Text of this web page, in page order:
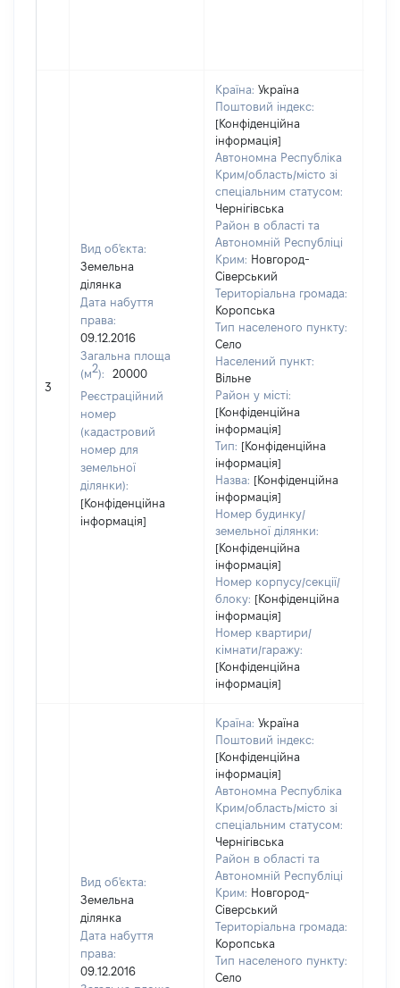
3
Вид об'єкта:
Земельна
ділянка
Дата набуття
права:
09.12.2016
Загальна площа
(м2):
20000
Реєстраційний
номер
(кадастровий
номер для
земельної
ділянки):
[Конфіденційна
інформація]
Країна: Україна
Поштовий індекс:
[Конфіденційна
інформація]
Автономна Республіка
Крим/область/місто зі
спеціальним статусом:
Чернігівська
Район в області та
Автономній Республіці
Крим: Новгород-
Сіверський
Територіальна громада:
Коропська
Тип населеного пункту:
Село
Населений пункт:
Вільне
Район у місті:
[Конфіденційна
інформація]
Тип: [Конфіденційна
інформація]
Назва: [Конфіденційна
інформація]
Номер будинку/
земельної ділянки:
[Конфіденційна
інформація]
Номер корпусу/секції/
блоку: [Конфіденційна
інформація]
Номер квартири/
кімнати/гаражу:
[Конфіденційна
інформація]
Вид об'єкта:
Земельна
ділянка
Дата набуття
права:
09.12.2016
Країна: Україна
Поштовий індекс:
[Конфіденційна
інформація]
Автономна Республіка
Крим/область/місто зі
спеціальним статусом:
Чернігівська
Район в області та
Автономній Республіці
Крим: Новгород-
Сіверський
Територіальна громада:
Коропська
Тип населеного пункту:
Село